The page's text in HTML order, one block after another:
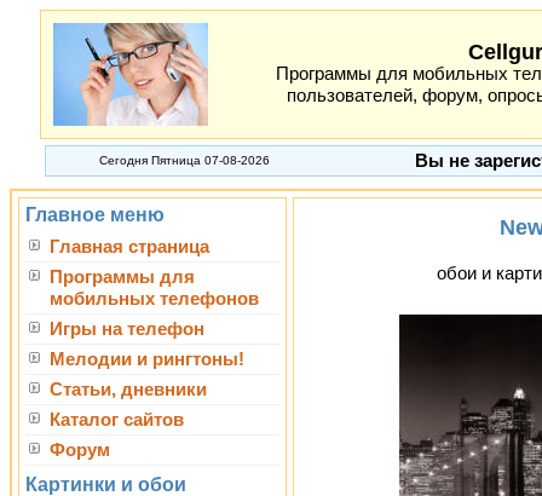
Программы для мобильных
пользователей, форум,
Сегодня Пятница 07-08-2026 Вы не
Главное меню
Главная страница
Программы для
мобильных телефонов
Игры на телефон
Мелодии и рингтоны!
Статьи, дневники
Каталог сайтов
Форум
Картинки и обои
обои и